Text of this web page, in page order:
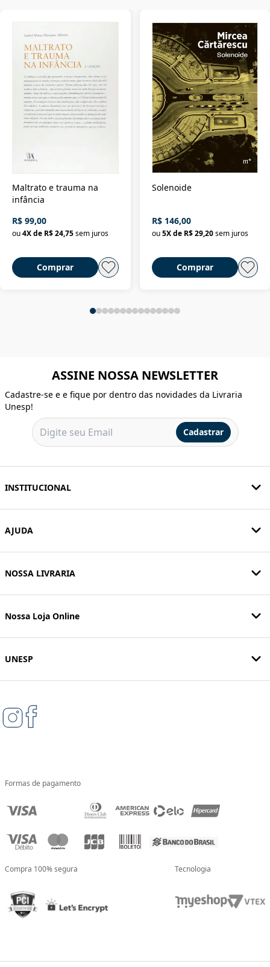
Maltrato e trauma na
infância
R$ 99,00
ou4X de R$ 24,75sem juros
Comprar
Solenoide
R$ 146,00
ou 5X de R$ 29,20 sem juros
Comprar
ASSINE NOSSA NEWSLETTER
Cadastre-se e e fique por dentro das novidades da Livraria
Unesp!
Cadastrar
INSTITUCIONAL
AJUDA
NOSSA LIVRARIA
Nossa Loja Online
UNESP
Formas de pagamento
Compra 100% segura Tecnologia